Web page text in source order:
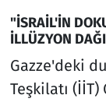
"İSRAİL'İN
İLLÜZYON
Gazze'deki
Teşkilatı